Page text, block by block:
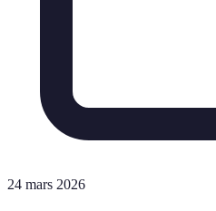
24 mars 2026